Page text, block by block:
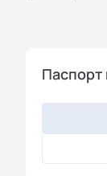
Паспорт